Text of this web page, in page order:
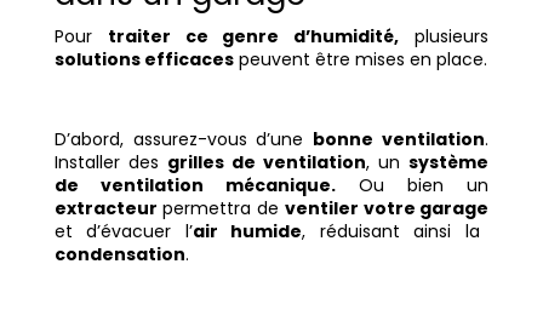
Pour traiter ce genre d’humidité, plusieurs
solutions efficacespeuvent être mises en place.
D’abord, assurez-vous d’une bonne ventilation.
Installer des grilles de ventilation, unsystème
de ventilation mécanique. Ou bienun
extracteur permettra de ventiler votre garage
et d’évacuer l’air humide, réduisant ainsi la
condensation.